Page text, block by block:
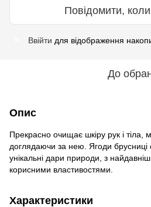
Повідомити,
Ввійти для відображення
До
Опис
Прекрасно очищає шкіру рук і тіла,
доглядаючи за нею. Ягоди брусниці
унікальні дари природи, з
корисними властивостями.
Характеристики